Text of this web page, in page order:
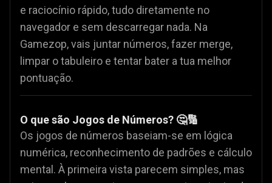
e raciocínio rápido, tudo diretamente no
navegador e sem descarregar nada. Na
Gamezop, vais juntar números, fazer merge,
limpar o tabuleiro e tentar bater a tua melhor
pontuação.
O que são Jogos de Números? 🤔🔢
Os jogos de números baseiam-se em lógica
numérica, reconhecimento de padrões e cálculo
mental. À primeira vista parecem simples, mas